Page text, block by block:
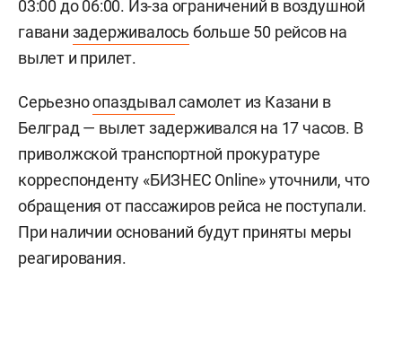
Калугой, Саранском, Краснодаром и
Ульяновском.
Накануне ночью в Татарстане также объявляли
режим беспилотной опасности. Кроме того,
вводили режим угрозы атаки БПЛА для
нескольких городов РТ. Аэропорт Казани был
закрыт на прием и выпуск воздушных судов с
03:00 до 06:00. Из-за ограничений в воздушной